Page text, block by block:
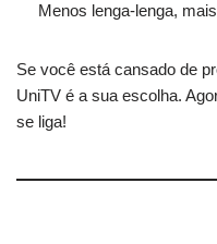
Menos lenga-lenga,
Se você está cansado de
UniTV é a sua escolha.
se liga!